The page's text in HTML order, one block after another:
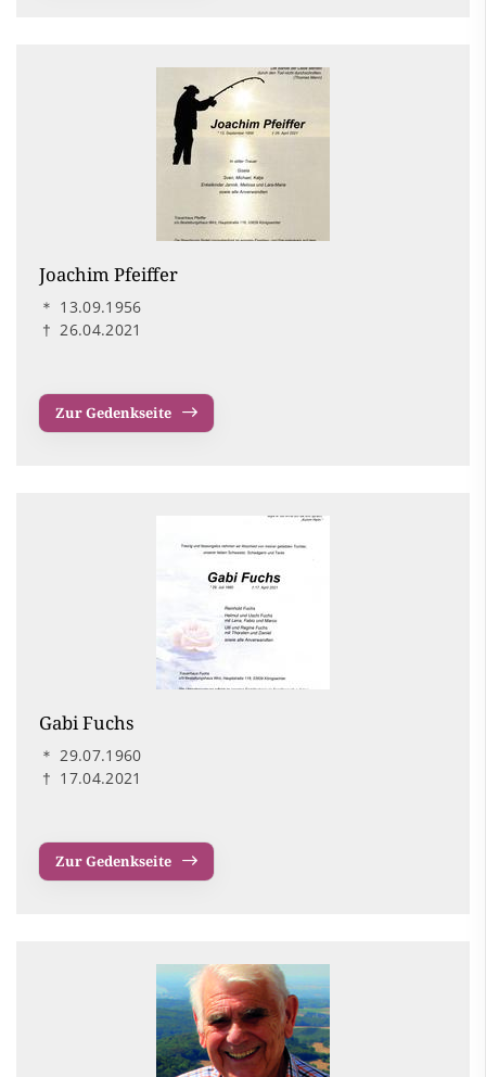
Joachim Pfeiffer
＊ 13.09.1956
† 26.04.2021
Zur Gedenkseite
Gabi Fuchs
＊ 29.07.1960
† 17.04.2021
Zur Gedenkseite